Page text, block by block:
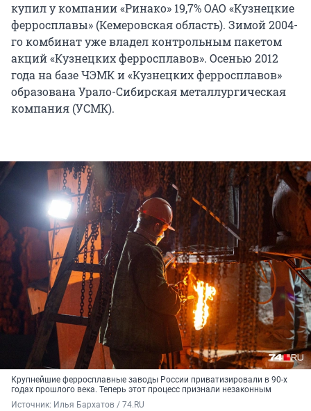
купил у компании «Ринако» 19,7% ОАО «Кузнецкие
ферросплавы» (Кемеровская область). Зимой 2004-
го комбинат уже владел контрольным пакетом
акций «Кузнецких ферросплавов». Осенью 2012
года на базе ЧЭМК и «Кузнецких ферросплавов»
образована Урало-Сибирская металлургическая
компания (УСМК).
Крупнейшие ферросплавные заводы России приватизировали в 90-х
годах прошлого века. Теперь этот процесс признали незаконным
Источник: Илья Бархатов / 74.RU